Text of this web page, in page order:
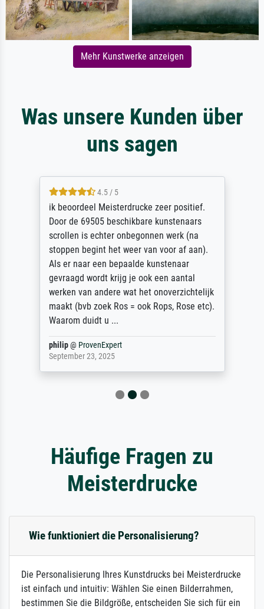
Mehr Kunstwerke anzeigen
Was unsere Kunden über
uns sagen
4.5 / 5
ik beoordeel Meisterdrucke zeer positief.
Door de 69505 beschikbare kunstenaars
scrollen is echter onbegonnen werk (na
stoppen begint het weer van voor af aan).
Als er naar een bepaalde kunstenaar
gevraagd wordt krijg je ook een aantal
werken van andere wat het onoverzichtelijk
maakt (bvb zoek Ros = ook Rops, Rose etc).
Waarom duidt u ...
philip@ ProvenExpert
September 23, 2025
Häufige Fragen zu
Meisterdrucke
Wie funktioniert die Personalisierung?
Die Personalisierung Ihres Kunstdrucks bei Meisterdrucke
ist einfach und intuitiv: Wählen Sie einen Bilderrahmen,
bestimmen Sie die Bildgröße, entscheiden Sie sich für ein